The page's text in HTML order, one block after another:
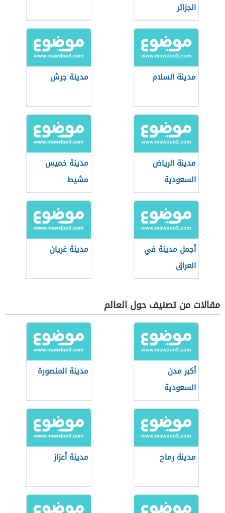
الجزائر
مدينة السلام مدينة جرش
مدينة الرياض
السعودية
مدينة خميس
مشيط
أجمل مدينة في
العراق
مدينة غريان
مقالات من تصنيف حول العالم
أكبر مدن
السعودية
مدينة المنصورة
مدينة رماح مدينة أعزاز